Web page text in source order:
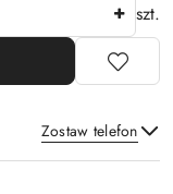
szt.
Zostaw telefon